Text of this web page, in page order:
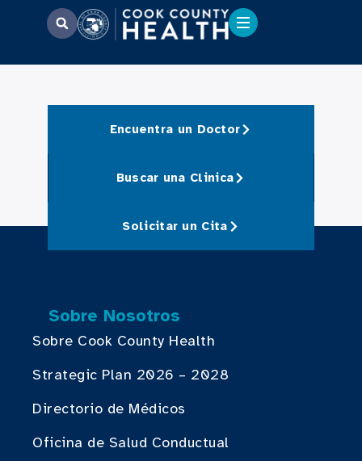
Encuentra un Doctor
Buscar una Clinica
Solicitar un Cita
Sobre Nosotros
Sobre Cook County Health
Strategic Plan 2026 – 2028
Directorio de Médicos
Oficina de Salud Conductual